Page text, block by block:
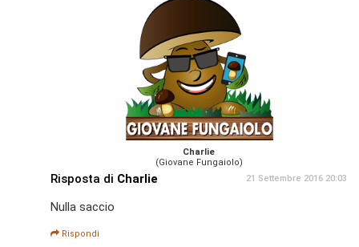
Charlie
(Giovane Fungaiolo)
Risposta di Charlie 21 Settembre 2016 20:03
Nulla saccio
Rispondi